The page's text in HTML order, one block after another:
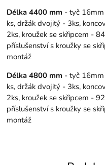
Délka 4400 mm - tyč
ks, držák dvojitý - 3ks,
2ks, kroužek se skřipcem -
příslušenství s kroužky se
montáž
Délka 4800 mm - tyč
ks, držák dvojitý - 3ks,
2ks, kroužek se skřipcem -
příslušenství s kroužky se
montáž